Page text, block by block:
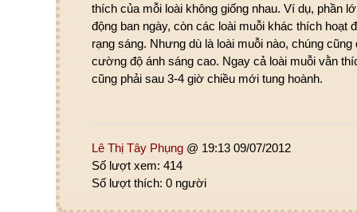
thích của mỗi loài không giống nhau. Ví dụ, phần
động ban ngày, còn các loài muỗi khác thích hoạt
rạng sáng. Nhưng dù là loài muỗi nào, chúng
cường độ ánh sáng cao. Ngay cả loài muỗi vằn
cũng phải sau 3-4 giờ chiều mới tung hoành.
Lê Thị Tây Phụng @ 19:13 09/07/2012
Số lượt xem: 414
Số lượt thích: 0 người